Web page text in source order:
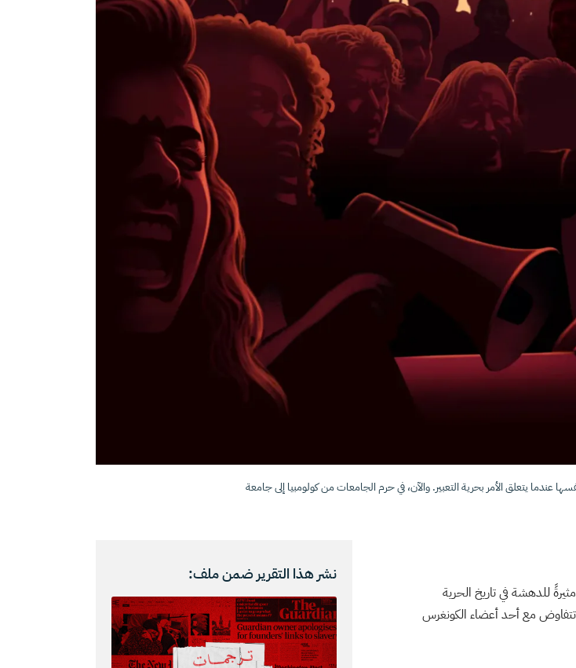
عندما يتعلق الأمر بحرية التعبير. والآن، في حرم الجامعات من كولومبيا إلى جامعة
للدهشة في تاريخ الحرية
تتفاوض مع أحد أعضاء الكونغرس
نشر هذا التقرير ضمن ملف: